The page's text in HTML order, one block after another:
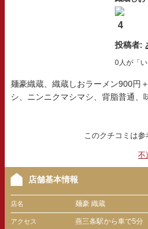
4
投稿者:
0人が「
麺豪織蔵、織蔵しおラーメン900円
シ、ニンニクマシマシ、背脂普通、
このクチコミは
不
店舗基本情報
店名 麺豪 織蔵
アクセス 燕三条駅から車で5分